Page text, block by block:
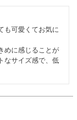
も可愛くてお気に
めに感じることが
なサイズ感で、低